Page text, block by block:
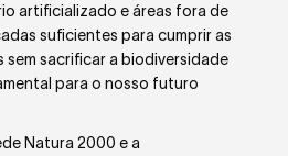
artificializado e áreas fora de
suficientes para cumprir as
sem sacrificar a biodiversidade
para o nosso futuro
Natura 2000 e a